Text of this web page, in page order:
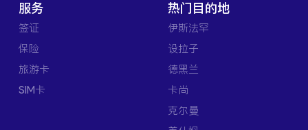
服务
签证
保险
旅游卡
SIM卡
热门目的地
伊斯法罕
设拉子
德黑兰
卡尚
克尔曼